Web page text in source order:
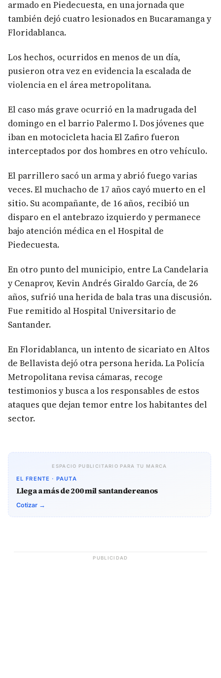
armado en Piedecuesta, en una jornada que
también dejó cuatro lesionados en Bucaramanga y
Floridablanca.
Los hechos, ocurridos en menos de un día,
pusieron otra vez en evidencia la escalada de
violencia en el área metropolitana.
El caso más grave ocurrió en la madrugada del
domingo en el barrio Palermo I. Dos jóvenes que
iban en motocicleta hacia El Zafiro fueron
interceptados por dos hombres en otro vehículo.
El parrillero sacó un arma y abrió fuego varias
veces. El muchacho de 17 años cayó muerto en el
sitio. Su acompañante, de 16 años, recibió un
disparo en el antebrazo izquierdo y permanece
bajo atención médica en el Hospital de
Piedecuesta.
En otro punto del municipio, entre La Candelaria
y Cenaprov, Kevin Andrés Giraldo García, de 26
años, sufrió una herida de bala tras una discusión.
Fue remitido al Hospital Universitario de
Santander.
En Floridablanca, un intento de sicariato en Altos
de Bellavista dejó otra persona herida. La Policía
Metropolitana revisa cámaras, recoge
testimonios y busca a los responsables de estos
ataques que dejan temor entre los habitantes del
sector.
ESPACIO PUBLICITARIO PARA TU MARCA
EL FRENTE · PAUTA
Llega a más de 200 mil santandereanos
Cotizar →
PUBLICIDAD